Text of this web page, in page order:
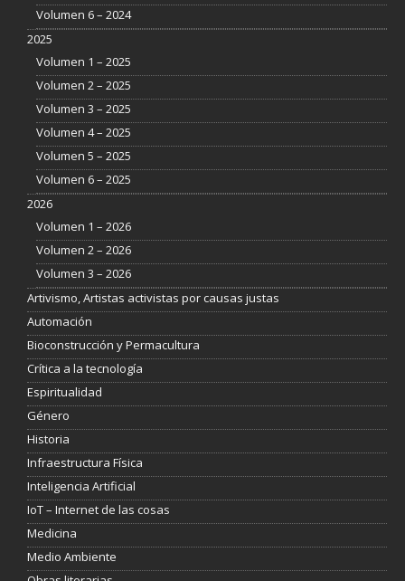
Volumen 6 – 2024
2025
Volumen 1 – 2025
Volumen 2 – 2025
Volumen 3 – 2025
Volumen 4 – 2025
Volumen 5 – 2025
Volumen 6 – 2025
2026
Volumen 1 – 2026
Volumen 2 – 2026
Volumen 3 – 2026
Artivismo, Artistas activistas por causas justas
Automación
Bioconstrucción y Permacultura
Crítica a la tecnología
Espiritualidad
Género
Historia
Infraestructura Física
Inteligencia Artificial
IoT – Internet de las cosas
Medicina
Medio Ambiente